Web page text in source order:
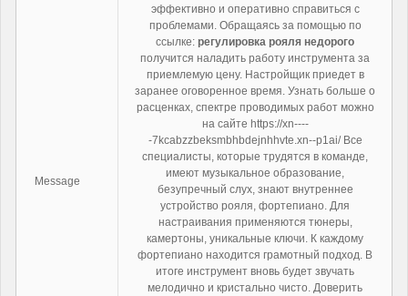
Message
эффективно и оперативно справиться с
проблемами. Обращаясь за помощью по
ссылке: регулировка рояля недорого
получится наладить работу инструмента за
приемлемую цену. Настройщик приедет в
заранее оговоренное время. Узнать больше о
расценках, спектре проводимых работ можно
на сайте https://xn----
-7kcabzzbeksmbhbdejnhhvte.xn--p1ai/ Все
специалисты, которые трудятся в команде,
имеют музыкальное образование,
безупречный слух, знают внутреннее
устройство рояля, фортепиано. Для
настраивания применяются тюнеры,
камертоны, уникальные ключи. К каждому
фортепиано находится грамотный подход. В
итоге инструмент вновь будет звучать
мелодично и кристально чисто. Доверить